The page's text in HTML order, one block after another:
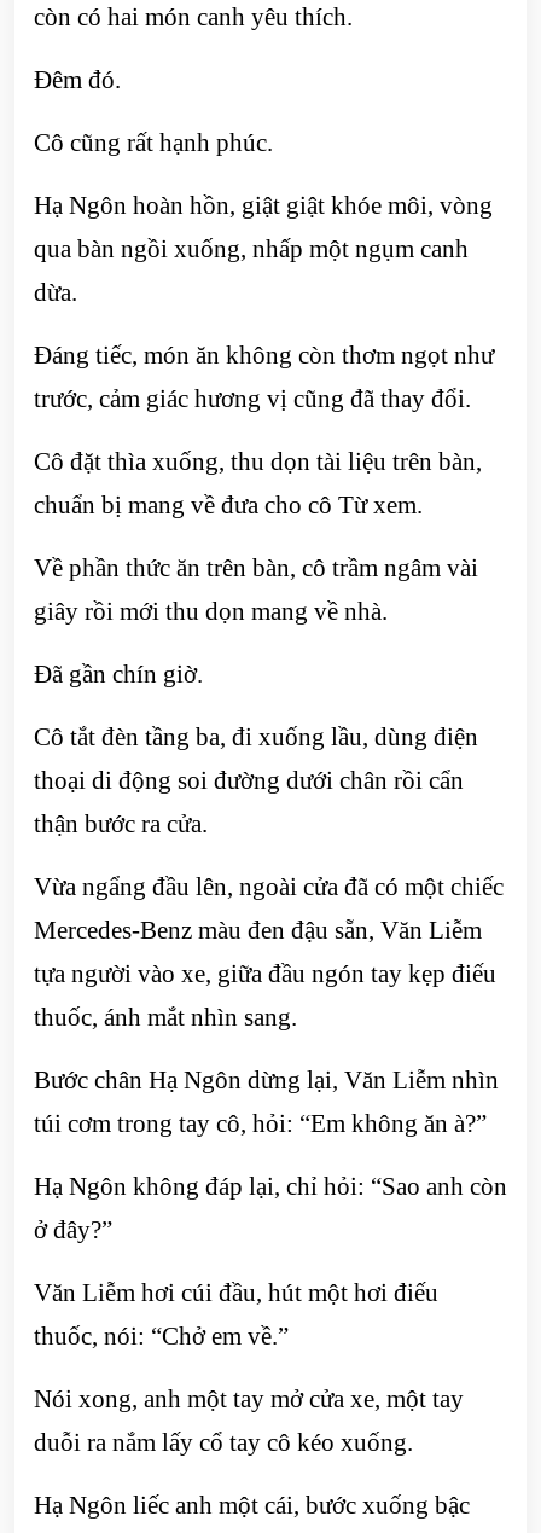
còn có hai món canh yêu thích.
Đêm đó.
Cô cũng rất hạnh phúc.
Hạ Ngôn hoàn hồn, giật giật khóe môi, vòng
qua bàn ngồi xuống, nhấp một ngụm canh
dừa.
Đáng tiếc, món ăn không còn thơm ngọt như
trước, cảm giác hương vị cũng đã thay đổi.
Cô đặt thìa xuống, thu dọn tài liệu trên bàn,
chuẩn bị mang về đưa cho cô Từ xem.
Về phần thức ăn trên bàn, cô trầm ngâm vài
giây rồi mới thu dọn mang về nhà.
Đã gần chín giờ.
Cô tắt đèn tầng ba, đi xuống lầu, dùng điện
thoại di động soi đường dưới chân rồi cẩn
thận bước ra cửa.
Vừa ngẩng đầu lên, ngoài cửa đã có một chiếc
Mercedes-Benz màu đen đậu sẵn, Văn Liễm
tựa người vào xe, giữa đầu ngón tay kẹp điếu
thuốc, ánh mắt nhìn sang.
Bước chân Hạ Ngôn dừng lại, Văn Liễm nhìn
túi cơm trong tay cô, hỏi: “Em không ăn à?”
Hạ Ngôn không đáp lại, chỉ hỏi: “Sao anh còn
ở đây?”
Văn Liễm hơi cúi đầu, hút một hơi điếu
thuốc, nói: “Chở em về.”
Nói xong, anh một tay mở cửa xe, một tay
duỗi ra nắm lấy cổ tay cô kéo xuống.
Hạ Ngôn liếc anh một cái, bước xuống bậc